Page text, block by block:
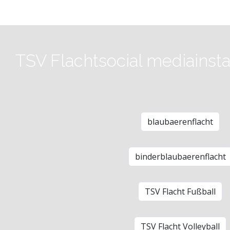
TSV Flachtsocial media
blaubaerenflacht
binderblaubaerenflacht
TSV Flacht Fußball
TSV Flacht Volleyball